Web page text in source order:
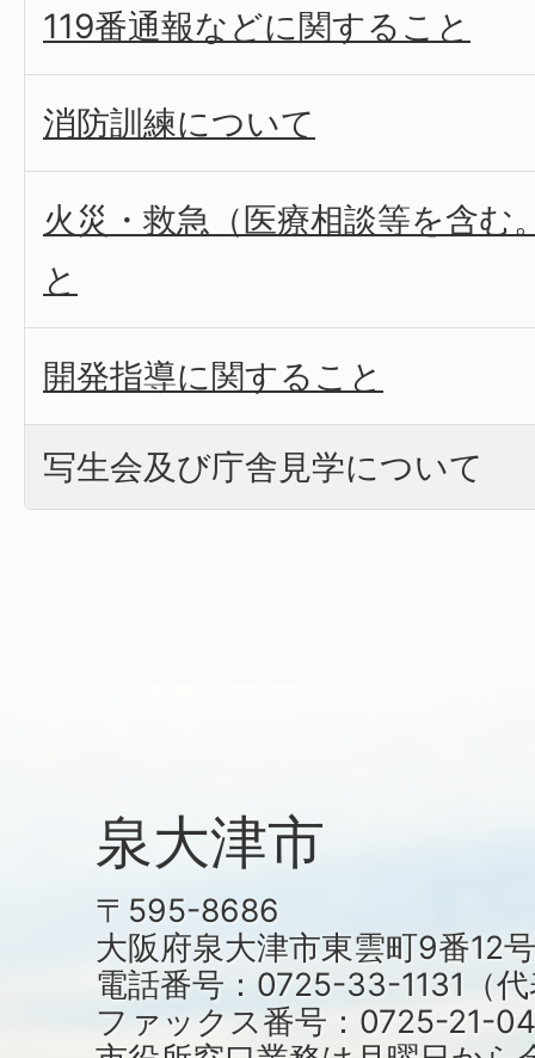
119番通報などに関すること
消防訓練について
火災・救急（医療相談等を含む
と
開発指導に関すること
写生会及び庁舎見学について
泉大津市
〒595-8686
大阪府泉大津市東雲町9番12号
電話番号：0725-33-1131（
ファックス番号：0725-21-